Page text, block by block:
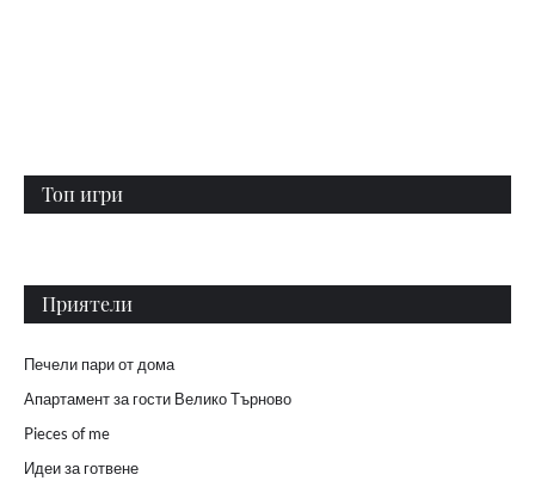
Топ игри
Приятели
Печели пари от дома
Апартамент за гости Велико Търново
Pieces of me
Идеи за готвене